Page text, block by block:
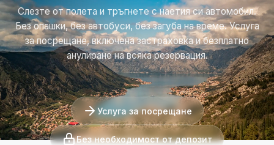
Слезте от полета и тръгнете с наетия си автомобил.
Без опашки, без автобуси, без загуба на време. Услуга
за посрещане, включена застраховка и безплатно
анулиране на всяка резервация.
Услуга за посрещане
Без необходимост от депозит